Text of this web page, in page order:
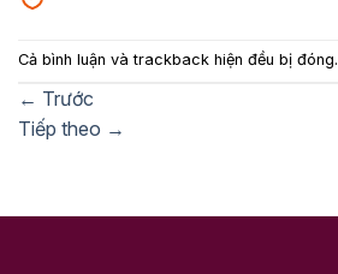
Cả bình luận và trackback hiện đều bị đóng.
← Trước
Tiếp theo →